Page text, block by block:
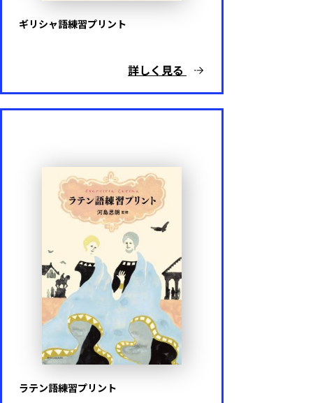
ギリシャ語練習プリント
詳しく見る
ラテン語練習プリント